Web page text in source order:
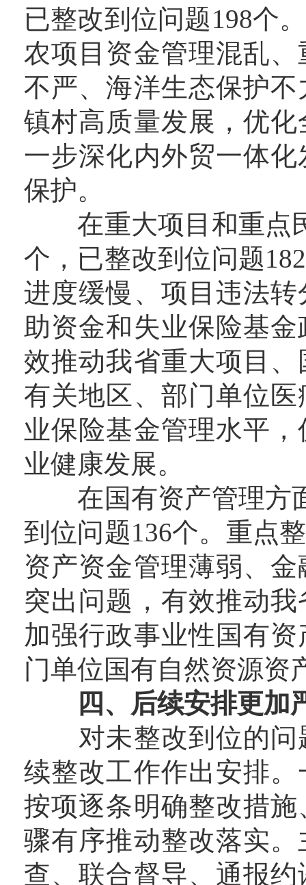
已整改到位问题198个
农项目资金管理混乱
不严、海洋生态保护
镇村高质量发展，优
一步深化内外贸一体
保护。
在重大项目和重点民
个，已整改到位问题
进度缓慢、项目违法
助资金和失业保险基
效推动我省重大项目
有关地区、部门单位
业保险基金管理水平
业健康发展。
在国有资产管理方面
到位问题136个。重点
资产资金管理薄弱、
突出问题，有效推动
加强行政事业性国有
门单位国有自然资源资
四、后续安排更加
对未整改到位的问
续整改工作作出安排
按项逐条明确整改措
骤有序推动整改落实
查、联合督导、通报